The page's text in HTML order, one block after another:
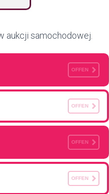
aukcji samochodowej.
OFFEN
OFFEN
OFFEN
OFFEN